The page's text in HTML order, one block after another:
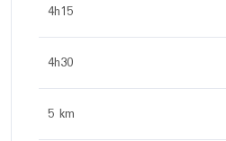
4h15
4h30
5 km